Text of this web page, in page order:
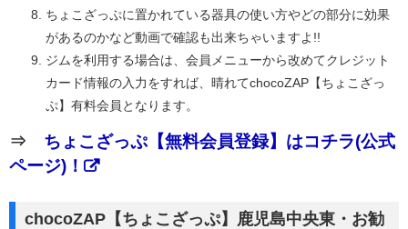
ちょこざっぷに置かれている器具の使い方やどの部分に効果
があるのかなど動画で確認も出来ちゃいますよ!!
ジムを利用する場合は、会員メニューから改めてクレジット
カード情報の入力をすれば、晴れてchocoZAP【ちょこざっ
ぷ】有料会員となります。
⇒ ちょこざっぷ【無料会員登録】はコチラ(公式
ページ)！
chocoZAP【ちょこざっぷ】鹿児島中央東・お勧